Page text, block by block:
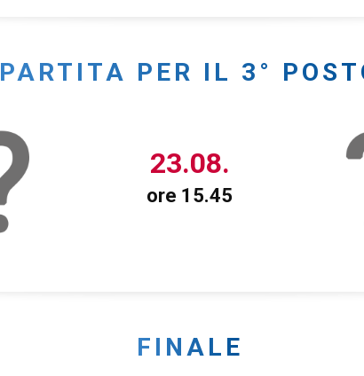
PARTITA PER IL 3°
23.08.
ore 15.45
FINALE